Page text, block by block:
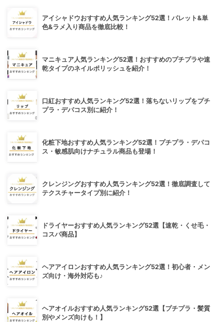
アイシャドウおすすめ人気ランキング52選！パレット&単
色&ラメ入り商品を徹底比較！
マニキュア人気ランキング52選！おすすめのプチプラや速
乾タイプのネイルポリッシュを紹介！
口紅おすすめ人気ランキング52選！落ちないリップをプチ
プラ・デパコス別に紹介！
化粧下地おすすめ人気ランキング52選！プチプラ・デパコ
ス・敏感肌向けナチュラル商品も登場！
クレンジングおすすめ人気ランキング52選！徹底調査して
テクスチャータイプ別に紹介！
ドライヤーおすすめ人気ランキング52選【速乾・くせ毛・
コスパ商品】
ヘアアイロンおすすめ人気ランキング52選！初心者・メン
ズ向け・海外対応も♪
ヘアオイルおすすめ人気ランキング52選【プチプラ・髪質
別やメンズ向けも！】